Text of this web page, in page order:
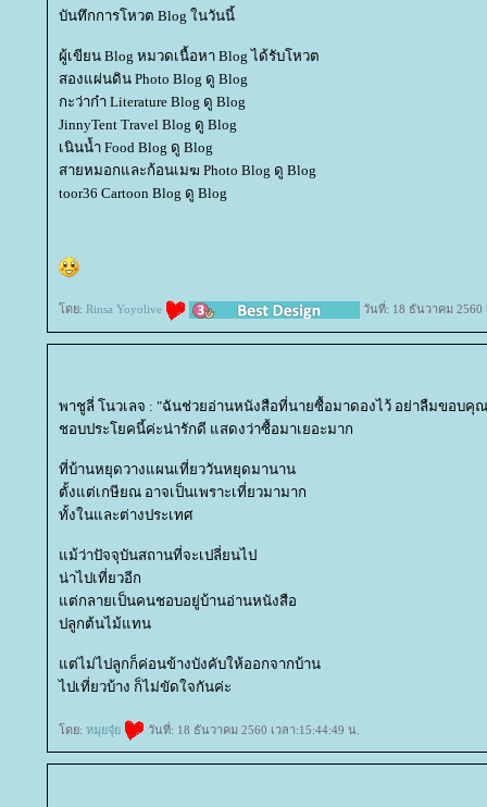
บันทึกการโหวต Blog ในวันนี้
ผู้เขียน Blog หมวดเนื้อหา Blog ได้รับโหวต
สองแผ่นดิน Photo Blog ดู Blog
กะว่าก๋า Literature Blog ดู Blog
JinnyTent Travel Blog ดู Blog
เนินน้ำ Food Blog ดู Blog
สายหมอกและก้อนเมฆ Photo Blog ดู Blog
toor36 Cartoon Blog ดู Blog
ดย: Rinsa Yoyolive วันที่: 18 ธันวาคม 2560
พาชูลี่ โนวเลจ : "ฉันช่วยอ่านหนังสือที่นายซื้อมาดองไว้ อย่าลืมขอบคุ
ชอบประโยคนี้ค่ะน่ารักดี แสดงว่าซื้อมาเยอะมาก
ที่บ้านหยุดวางแผนเที่ยววันหยุดมานาน
ตั้งแต่เกษียณ อาจเป็นเพราะเที่ยวมามาก
ทั้งในและต่างประเทศ
ม้ว่าปัจจุบันสถานที่จะเปลี่ยนไป
น่าไปเที่ยวอีก
ต่กลายเป็นคนชอบอยู่บ้านอ่านหนังสือ
ปลูกต้นไม้แทน
ต่ไม่ไปลูกก็ค่อนข้างบังคับให้ออกจากบ้าน
ไปเที่ยวบ้าง ก็ไม่ขัดใจกันค่ะ
ดย: หมุยจุ๋ วันที่: 18 ธันวาคม 2560 เวลา:15:44:49 น.